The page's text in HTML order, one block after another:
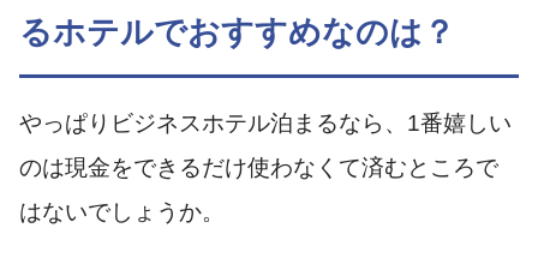
るホテルでおすすめなのは？
やっぱりビジネスホテル泊まるなら、1番嬉しい
のは現金をできるだけ使わなくて済むところで
はないでしょうか。